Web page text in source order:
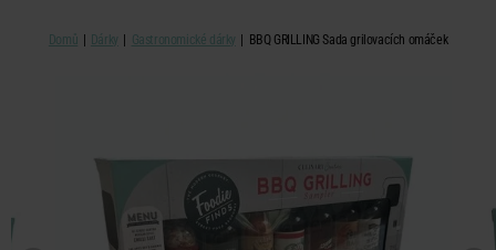
Domů Dárky Gastronomické dárky BBQ GRILLING Sada grilovacích omáček